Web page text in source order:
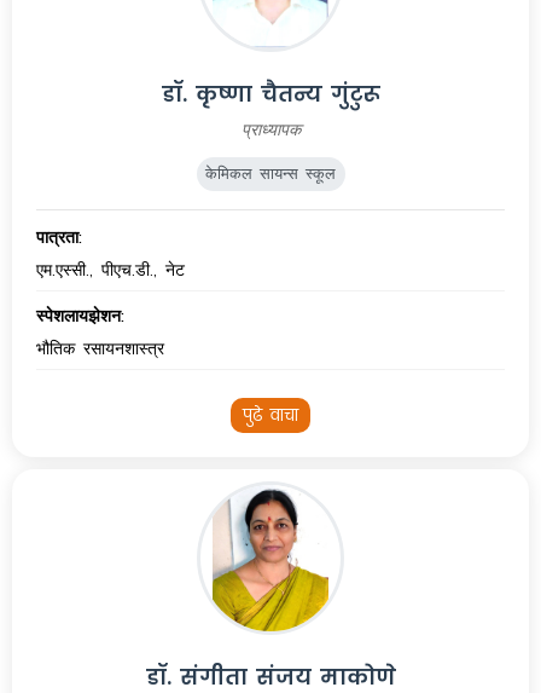
डॉ. कृष्णा चैतन्य गुंटुरू
प्राध्यापक
केमिकल सायन्स स्कूल
पात्रता:
एम.एस्सी., पीएच.डी., नेट
स्पेशलायझेशन:
भौतिक रसायनशास्त्र
पुढे वाचा
डॉ. संगीता संजय माकोणे